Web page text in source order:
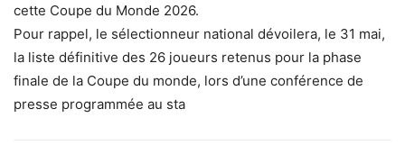
cette Coupe du Monde 2026.
Pour rappel, le sélectionneur national dévoilera, le 31 mai,
la liste définitive des 26 joueurs retenus pour la phase
finale de la Coupe du monde, lors d’une conférence de
presse programmée au sta